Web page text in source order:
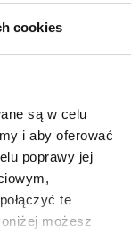
cookies
są w celu
i aby oferować
poprawy jej
te
możesz